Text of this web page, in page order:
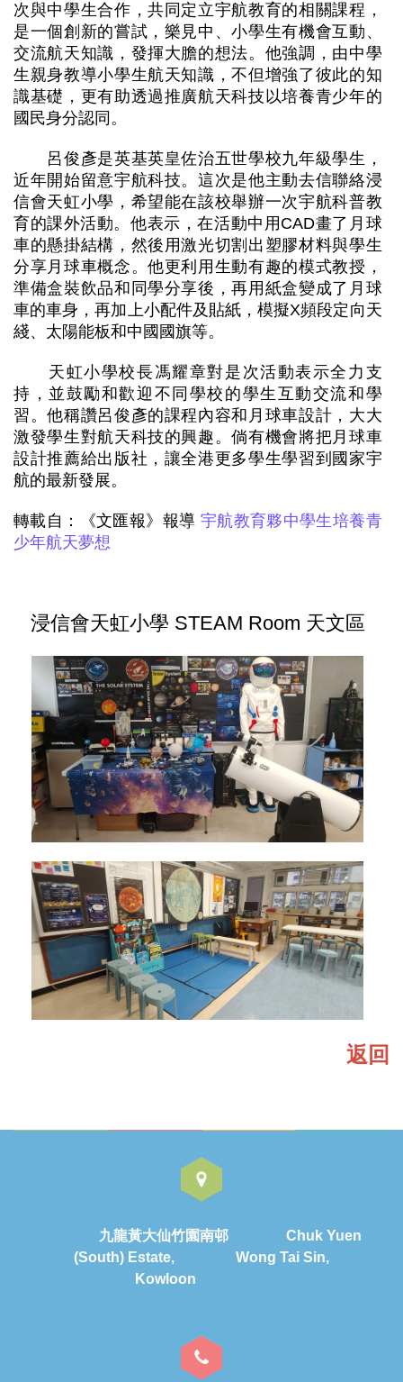
次與中學生合作，共同定立宇航教育的相關課程，
是一個創新的嘗試，樂見中、小學生有機會互動、
交流航天知識，發揮大膽的想法。他強調，由中學
生親身教導小學生航天知識，不但增強了彼此的知
識基礎，更有助透過推廣航天科技以培養青少年的
國民身分認同。
呂俊彥是英基英皇佐治五世學校九年級學生，
近年開始留意宇航科技。這次是他主動去信聯絡浸
信會天虹小學，希望能在該校舉辦一次宇航科普教
育的課外活動。他表示，在活動中用CAD畫了月球
車的懸掛結構，然後用激光切割出塑膠材料與學生
分享月球車概念。他更利用生動有趣的模式教授，
準備盒裝飲品和同學分享後，再用紙盒變成了月球
車的車身，再加上小配件及貼紙，模擬X頻段定向天
綫、太陽能板和中國國旗等。
天虹小學校長馮耀章對是次活動表示全力支
持，並鼓勵和歡迎不同學校的學生互動交流和學
習。他稱讚呂俊彥的課程內容和月球車設計，大大
激發學生對航天科技的興趣。倘有機會將把月球車
設計推薦給出版社，讓全港更多學生學習到國家宇
航的最新發展。
轉載自：《文匯報》報導 宇航教育夥中學生培養青
少年航天夢想
浸信會天虹小學 STEAM Room 天文區
返回
九龍黃大仙竹園南邨 Chuk Yuen
(South) Estate, Wong Tai Sin,
Kowloon